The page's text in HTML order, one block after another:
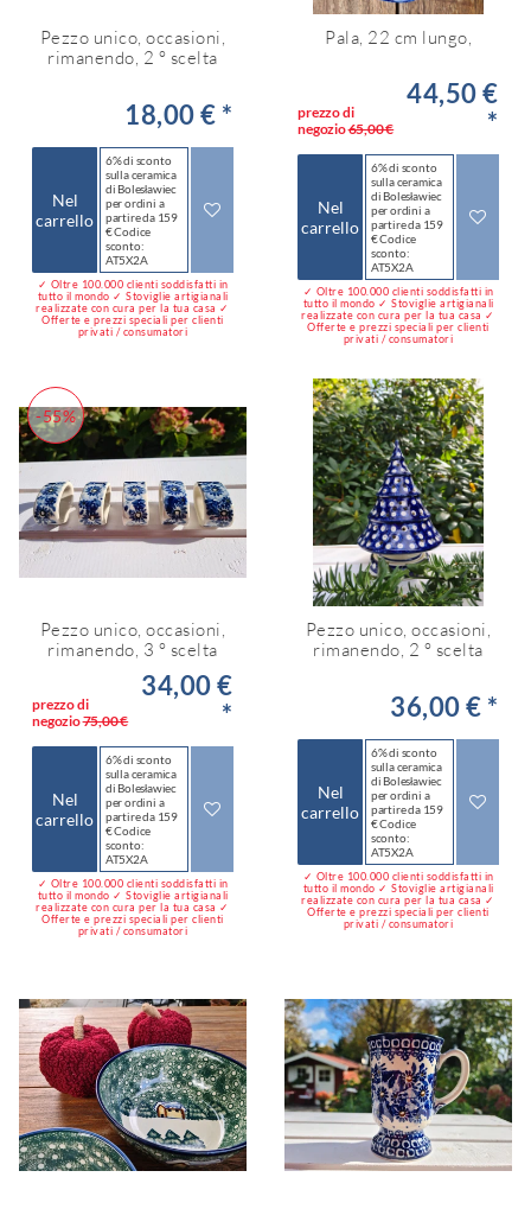
Pezzo unico, occasioni,
rimanendo, 2 ° scelta
18,00 € *
Nel
carrello
6% di sconto
sulla ceramica
di Bolesławiec
per ordini a
partire da 159
€ Codice
sconto:
AT5X2A
✓ Oltre 100.000 clienti soddisfatti in
tutto il mondo ✓ Stoviglie artigianali
realizzate con cura per la tua casa ✓
Offerte e prezzi speciali per clienti
privati / consumatori
Pala, 22 cm lungo,
prezzo di
negozio65,00 €
44,50 €
*
Nel
carrello
6% di sconto
sulla ceramica
di Bolesławiec
per ordini a
partire da 159
€ Codice
sconto:
AT5X2A
✓ Oltre 100.000 clienti soddisfatti in
tutto il mondo ✓ Stoviglie artigianali
realizzate con cura per la tua casa ✓
Offerte e prezzi speciali per clienti
privati / consumatori
-55%
Pezzo unico, occasioni,
rimanendo, 3 ° scelta
prezzo di
negozio75,00 €
34,00 €
*
Nel
carrello
6% di sconto
sulla ceramica
di Bolesławiec
per ordini a
partire da 159
€ Codice
sconto:
AT5X2A
✓ Oltre 100.000 clienti soddisfatti in
tutto il mondo ✓ Stoviglie artigianali
realizzate con cura per la tua casa ✓
Offerte e prezzi speciali per clienti
privati / consumatori
Pezzo unico, occasioni,
rimanendo, 2 ° scelta
36,00 € *
Nel
carrello
6% di sconto
sulla ceramica
di Bolesławiec
per ordini a
partire da 159
€ Codice
sconto:
AT5X2A
✓ Oltre 100.000 clienti soddisfatti in
tutto il mondo ✓ Stoviglie artigianali
realizzate con cura per la tua casa ✓
Offerte e prezzi speciali per clienti
privati / consumatori